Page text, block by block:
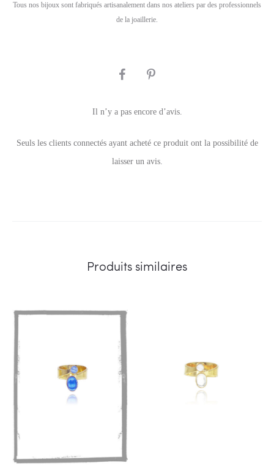
Tous nos bijoux sont fabriqués artisanalement dans nos ateliers par des professionnels
de la joaillerie.
SHARE
A
Il n’y a pas encore d’avis.
Seuls les clients connectés ayant acheté ce produit ont la possibilité de
laisser un avis.
Produits similaires